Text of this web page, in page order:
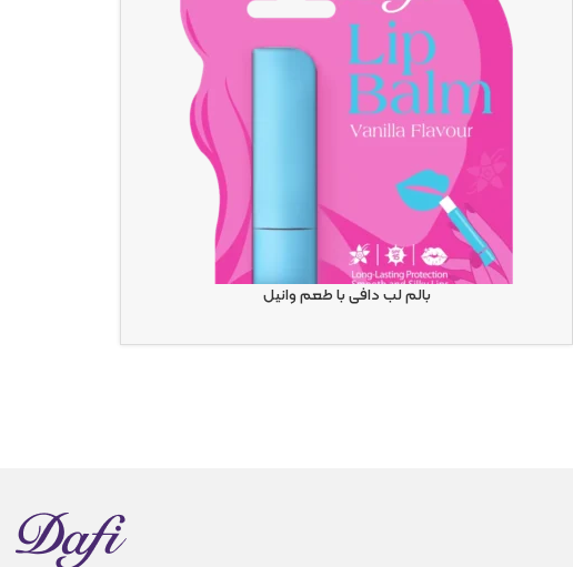
بالم لب دافی با طعم وانیل